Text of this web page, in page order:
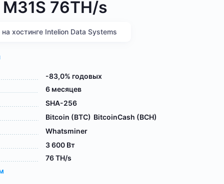
76TH/s
хостинге Intelion Data Systems
-83,0% годовых
6 месяцев
SHA-256
Bitcoin (BTC) BitcoinCash (BCH)
Whatsminer
3 600 Вт
76 TH/s